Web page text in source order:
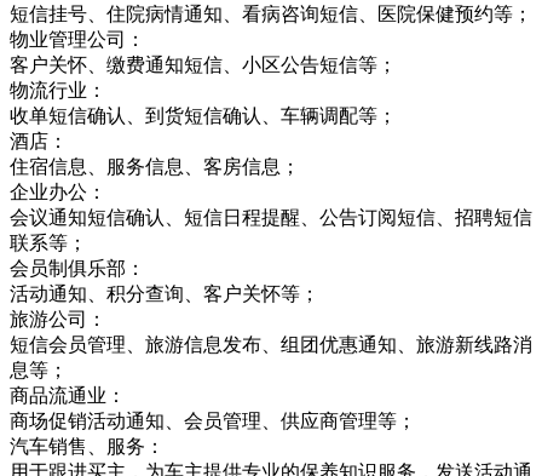
短信挂号、住院病情通知、看病咨询短信、医院保健预约等；
物业管理公司：
客户关怀、缴费通知短信、小区公告短信等；
物流行业：
收单短信确认、到货短信确认、车辆调配等；
酒店：
住宿信息、服务信息、客房信息；
企业办公：
会议通知短信确认、短信日程提醒、公告订阅短信、招聘短信
联系等；
会员制俱乐部：
活动通知、积分查询、客户关怀等；
旅游公司：
短信会员管理、旅游信息发布、组团优惠通知、旅游新线路消
息等；
商品流通业：
商场促销活动通知、会员管理、供应商管理等；
汽车销售、服务：
用于跟进买主，为车主提供专业的保养知识服务，发送活动通